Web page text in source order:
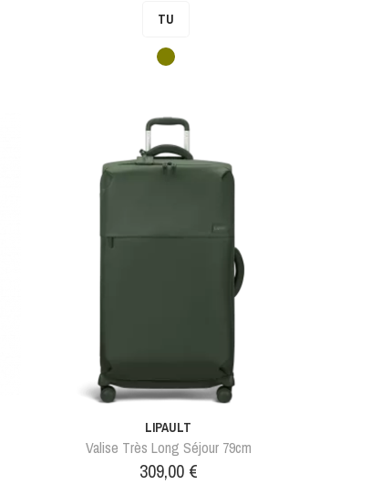
TU
Vert
LIPAULT
Valise Très Long Séjour 79cm
Prix
309,00 €